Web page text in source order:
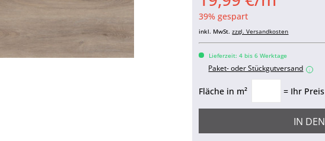
39% gespart
inkl. MwSt.zzgl. Versandkosten
Lieferzeit: 4 bis 6 Werktage
Paket- oder Stückgutversand i
Fläche in m² = Ihr Preis
IN DEN